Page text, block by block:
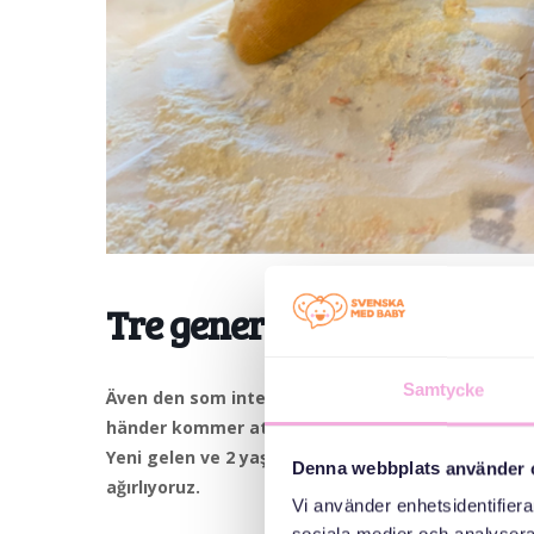
Samtycke
Denna webbplats använder
Vi använder
Tre generationer möts:
Även den som inte är det minsta konstnärlig
händer kommer att ta plats på våra konstverk.
Yeni gelen ve 2 yaşına kadar küçük çocukları olan
ağırlıyoruz.